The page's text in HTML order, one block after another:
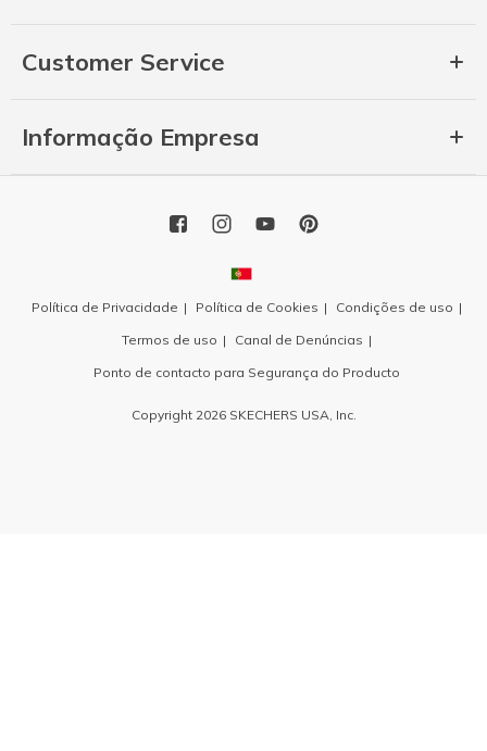
Customer Service
Informação Empresa
Política de Privacidade Política de Cookies
Condições de uso
Termos de uso
Canal de Denúncias
Ponto de contacto para Segurança do Producto
Copyright 2026 SKECHERS USA, Inc.